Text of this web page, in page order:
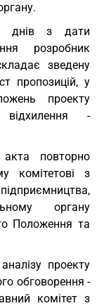
днів з дати
розробник
зведену
пропозицій, у
проекту
-
повторно
комітетові з
органу
Положення та
проекту
обговорення -
комітет з